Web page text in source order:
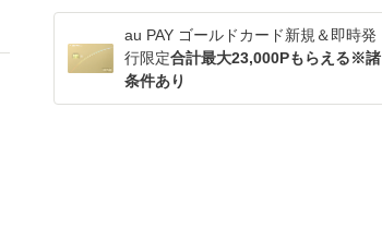
au PAY ゴールドカード新規＆即時発
行限定合計最大23,000Pもらえる※諸
条件あり